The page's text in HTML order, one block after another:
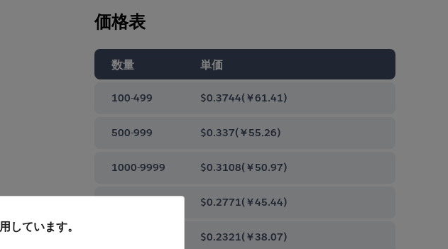
価格表
数量 単価
100-499 $0.3744(￥61.41)
500-999 $0.337(￥55.26)
1000-9999 $0.3108(￥50.97)
$0.2771(￥45.44)
$0.2321(￥38.07)
しています。